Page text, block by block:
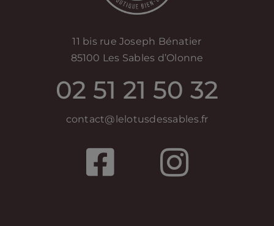
11 bis rue Joseph Bénatier
85100 Les Sables d’Olonne
02 51 21 50 32
contact@lelotusdessables.fr